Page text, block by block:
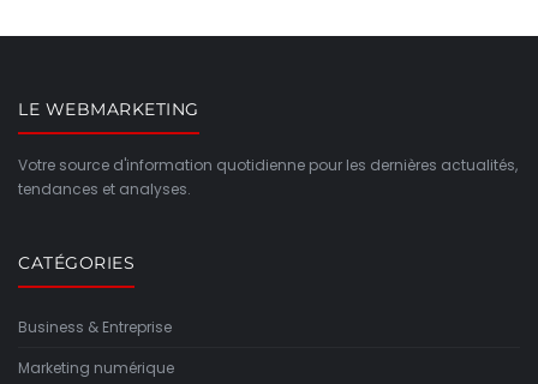
LE WEBMARKETING
Votre source d'information quotidienne pour les dernières actualités,
tendances et analyses.
CATÉGORIES
Business & Entreprise
Marketing numérique